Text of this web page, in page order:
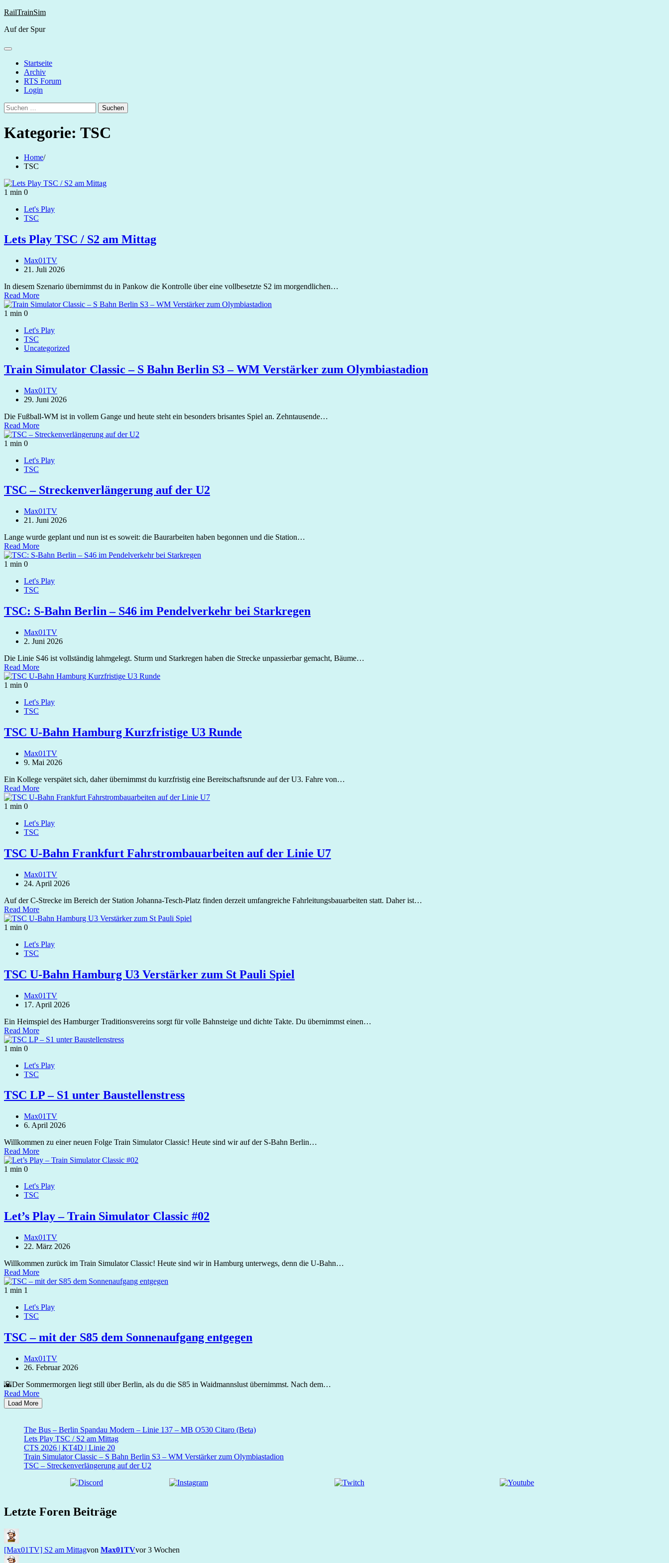
Skip
content
RailTrainSim
Auf der Spur
Startseite
Archiv
RTS Forum
Login
Suchen
nach:
Kategorie: TSC
Home
TSC
1 min 0
Let's Play
TSC
Lets Play TSC / S2 am Mittag
Max01TV
21. Juli 2026
In diesem Szenario übernimmst du in Pankow die Kontrolle über eine vollbesetzte S2 im morgendlichen…
Read More
1 min 0
Let's Play
TSC
Uncategorized
Train Simulator Classic – S Bahn Berlin S3 – WM Verstärker zum Olymbiastadion
Max01TV
29. Juni 2026
Die Fußball-WM ist in vollem Gange und heute steht ein besonders brisantes Spiel an. Zehntausende…
Read More
1 min 0
Let's Play
TSC
TSC – Streckenverlängerung auf der U2
Max01TV
21. Juni 2026
Lange wurde geplant und nun ist es soweit: die Baurarbeiten haben begonnen und die Station…
Read More
1 min 0
Let's Play
TSC
TSC: S-Bahn Berlin – S46 im Pendelverkehr bei Starkregen
Max01TV
2. Juni 2026
Die Linie S46 ist vollständig lahmgelegt. Sturm und Starkregen haben die Strecke unpassierbar gemacht, Bäume…
Read More
1 min 0
Let's Play
TSC
TSC U-Bahn Hamburg Kurzfristige U3 Runde
Max01TV
9. Mai 2026
Ein Kollege verspätet sich, daher übernimmst du kurzfristig eine Bereitschaftsrunde auf der U3. Fahre von…
Read More
1 min 0
Let's Play
TSC
TSC U-Bahn Frankfurt Fahrstrombauarbeiten auf der Linie U7
Max01TV
24. April 2026
Auf der C-Strecke im Bereich der Station Johanna-Tesch-Platz finden derzeit umfangreiche Fahrleitungsbauarbeiten statt. Daher ist…
Read More
1 min 0
Let's Play
TSC
TSC U-Bahn Hamburg U3 Verstärker zum St Pauli Spiel
Max01TV
17. April 2026
Ein Heimspiel des Hamburger Traditionsvereins sorgt für volle Bahnsteige und dichte Takte. Du übernimmst einen…
Read More
1 min 0
Let's Play
TSC
TSC LP – S1 unter Baustellenstress
Max01TV
6. April 2026
Willkommen zu einer neuen Folge Train Simulator Classic! Heute sind wir auf der S‑Bahn Berlin…
Read More
1 min 0
Let's Play
TSC
Let’s Play – Train Simulator Classic #02
Max01TV
22. März 2026
Willkommen zurück im Train Simulator Classic! Heute sind wir in Hamburg unterwegs, denn die U‑Bahn…
Read More
1 min 1
Let's Play
TSC
TSC – mit der S85 dem Sonnenaufgang entgegen
Max01TV
26. Februar 2026
🌇Der Sommermorgen liegt still über Berlin, als du die S85 in Waidmannslust übernimmst. Nach dem…
Read More
Load More
The Bus – Berlin Spandau Modern – Linie 137 – MB O530 Citaro (Beta)
Lets Play TSC / S2 am Mittag
CTS 2026 | KT4D | Linie 20
Train Simulator Classic – S Bahn Berlin S3 – WM Verstärker zum Olymbiastadion
TSC – Streckenverlängerung auf der U2
Letzte Foren Beiträge
[Max01TV] S2 am Mittagvon Max01TVvor 3 Wochen